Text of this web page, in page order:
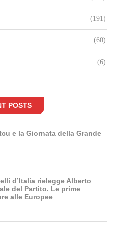
(191)
(60)
(6)
POSTS
e la Giornata della Grande
d’Italia rielegge Alberto
del Partito. Le prime
alle Europee